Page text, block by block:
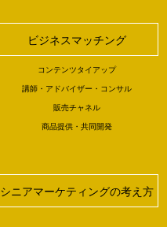
ビジネスマッチング
コンテンツタイアップ
講師・アドバイザー・コンサル
販売チャネル
商品提供・共同開発
シニアマーケティングの考え方